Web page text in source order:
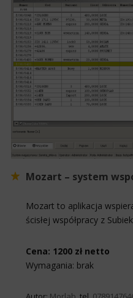
Mozart – system
Mozart to aplikacja
ścisłej współpracy z
Cena: 1200 zł netto
Wymagania: brak